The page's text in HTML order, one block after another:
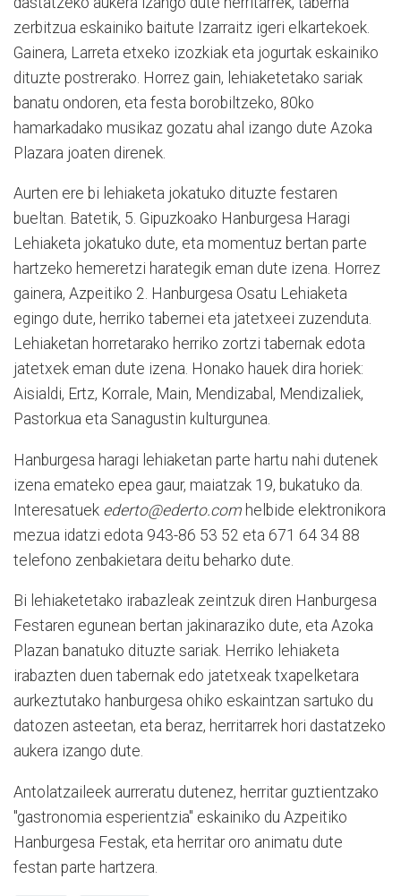
zerbitzua eskainiko baitute Izarraitz igeri elkartekoek.
Gainera, Larreta etxeko izozkiak eta jogurtak eskainiko
dituzte postrerako. Horrez gain, lehiaketetako sariak
banatu ondoren, eta festa borobiltzeko, 80ko
hamarkadako musikaz gozatu ahal izango dute Azoka
Plazara joaten direnek.
Aurten ere bi lehiaketa jokatuko dituzte festaren
bueltan. Batetik, 5. Gipuzkoako Hanburgesa Haragi
Lehiaketa jokatuko dute, eta momentuz bertan parte
hartzeko hemeretzi harategik eman dute izena. Horrez
gainera, Azpeitiko 2. Hanburgesa Osatu Lehiaketa
egingo dute, herriko tabernei eta jatetxeei zuzenduta.
Lehiaketan horretarako herriko zortzi tabernak edota
jatetxek eman dute izena. Honako hauek dira horiek:
Aisialdi, Ertz, Korrale, Main, Mendizabal, Mendizaliek,
Pastorkua eta Sanagustin kulturgunea.
Hanburgesa haragi lehiaketan parte hartu nahi dutenek
izena emateko epea gaur, maiatzak 19, bukatuko da.
Interesatuek ederto@ederto.com helbide elektronikora
mezua idatzi edota 943-86 53 52 eta 671 64 34 88
telefono zenbakietara deitu beharko dute.
Bi lehiaketetako irabazleak zeintzuk diren Hanburgesa
Festaren egunean bertan jakinaraziko dute, eta Azoka
Plazan banatuko dituzte sariak. Herriko lehiaketa
irabazten duen tabernak edo jatetxeak txapelketara
aurkeztutako hanburgesa ohiko eskaintzan sartuko du
datozen asteetan, eta beraz, herritarrek hori dastatzeko
aukera izango dute.
Antolatzaileek aurreratu dutenez, herritar guztientzako
"gastronomia esperientzia" eskainiko du Azpeitiko
Hanburgesa Festak, eta herritar oro animatu dute
festan parte hartzera.